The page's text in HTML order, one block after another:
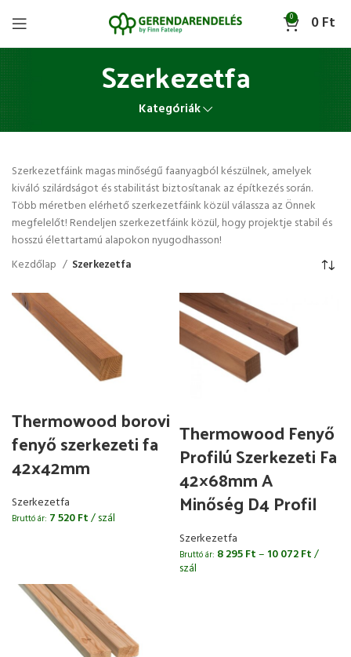
0 0Ft
Szerkezetfa
Kategóriák
Szerkezetfáink magas minőségű faanyagból készülnek, amelyek
kiváló szilárdságot és stabilitást biztosítanak az építkezés során.
Több méretben elérhető szerkezetfáink közül válassza az Önnek
megfelelőt! Rendeljen szerkezetfáink közül, hogy projektje stabil és
hosszú élettartamú alapokon nyugodhasson!
Kezdőlap
Szerkezetfa
Thermowood borovi
fenyő szerkezeti fa
42x42mm
Szerkezetfa
Bruttó ár: 7 520Ft/ szál
Thermowood Fenyő
Profilú Szerkezeti Fa
42×68mm A
Minőség D4 Profil
Szerkezetfa
Bruttó ár: 8 295Ft– 10 072Ft/
szál